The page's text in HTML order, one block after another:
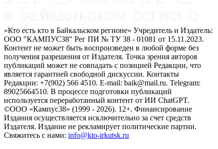
«Кто есть кто в Байкальском регионе» Учредитель и Издатель:
ООО "КАМПУС38" Рег ПИ № ТУ 38 - 01081 от 15.11.2023.
Контент не может быть воспроизведен в любой форме без
получения разрешения от Издателя. Точка зрения авторов
публикаций может не совпадать с позицией Редакции, что
является гарантией свободной дискуссии. Контакты
Редакции: +7(902) 566 4510. E-mail: baik@mail.ru. Telegram:
89025664510. В процессе подготовки публикаций
используется переработанный контент от ИИ ChatGPT.
©ООО «Кампус38» (1999 - 2026). 12+. Финансирование
Издания осуществляется исключительно за счет средств
Издателя. Издание не рекламирует политические партии.
Свяжитесь с нами: info@kto-irkutsk.ru